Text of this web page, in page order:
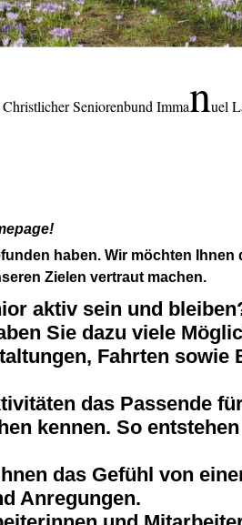
Christlicher Seniorenbund Immanuel
haben. Wir möchten
Zielen vertraut machen.
aktiv sein und
Sie dazu viele
Fahrten
das Passende
kennen. So
das Gefühl von
Anregungen.